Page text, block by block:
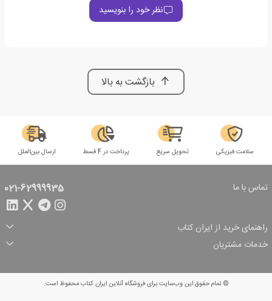
نظر خود را بنویسید
بازگشت به بالا
سلامت فیزیکی تحویل سریع پرداخت در 4 قسط ارسال بین‌الملل
تماس با ما 021-62999935
راهنمای خرید از ایران کتاب
ثبت سفارش
شرایط ارسال سفارش
شیوه پرداخت
تخفیف‌های خرید
خدمات مشتریان
© تمام حقوق این وب‌سایت برای فروشگاه آنلاین ایران کتاب محفوظ است.